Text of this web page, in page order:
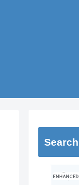
Search